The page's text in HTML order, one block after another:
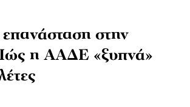
στην
η ΑΑΔΕ «ξυπνά»